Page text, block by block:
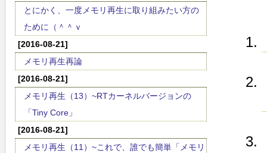
とにかく、一度メモリ再生に取り組みたい方の
ために（＾＾ｖ
[2016-08-21]
メモリ再生再論
[2016-08-21]
メモリ再生（13）~RTカーネルバージョンの
「Tiny Core」
[2016-08-21]
メモリ再生（11）~これで、誰でも簡単「メモリ